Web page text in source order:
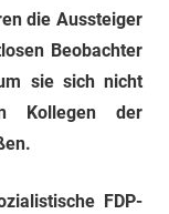
die Aussteiger
Beobachter
sie sich nicht
Kollegen der
FDP-